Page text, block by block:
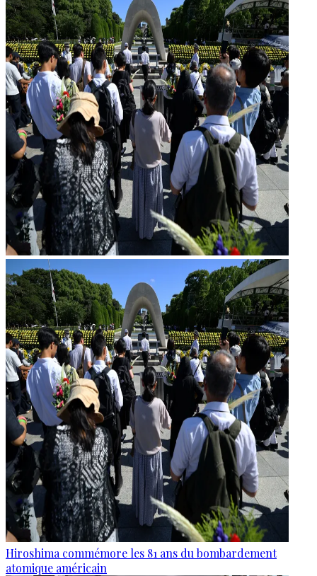
Hiroshima commémore les 81 ans du bombardement
atomique américain